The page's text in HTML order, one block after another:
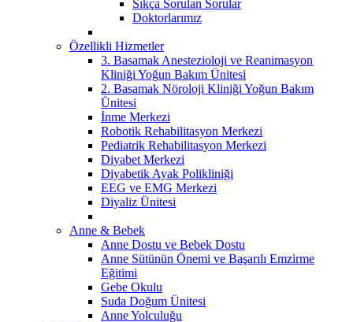
Sıkça Sorulan Sorular
Doktorlarımız
Özellikli Hizmetler
3. Basamak Anestezioloji ve Reanimasyon
Kliniği Yoğun Bakım Ünitesi
2. Basamak Nöroloji Kliniği Yoğun Bakım
Ünitesi
İnme Merkezi
Robotik Rehabilitasyon Merkezi
Pediatrik Rehabilitasyon Merkezi
Diyabet Merkezi
Diyabetik Ayak Polikliniği
EEG ve EMG Merkezi
Diyaliz Ünitesi
Anne & Bebek
Anne Dostu ve Bebek Dostu
Anne Sütünün Önemi ve Başarılı Emzirme
Eğitimi
Gebe Okulu
Suda Doğum Ünitesi
Anne Yolculuğu